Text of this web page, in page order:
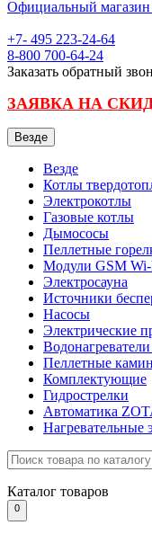
+7- 495 223-24-64
8-800 700-64-24
Заказать обратный
ЗАЯВКА НА
Везде
Везде
Котлы
Электрокотлы
Газовые котлы
Дымососы
Пеллетные
Модули GSM
Электросауна
Источники
Насосы
Электрические
Пеллетные
Комплектующие
Гидрострелки
Автоматика
Каталог товаров
0